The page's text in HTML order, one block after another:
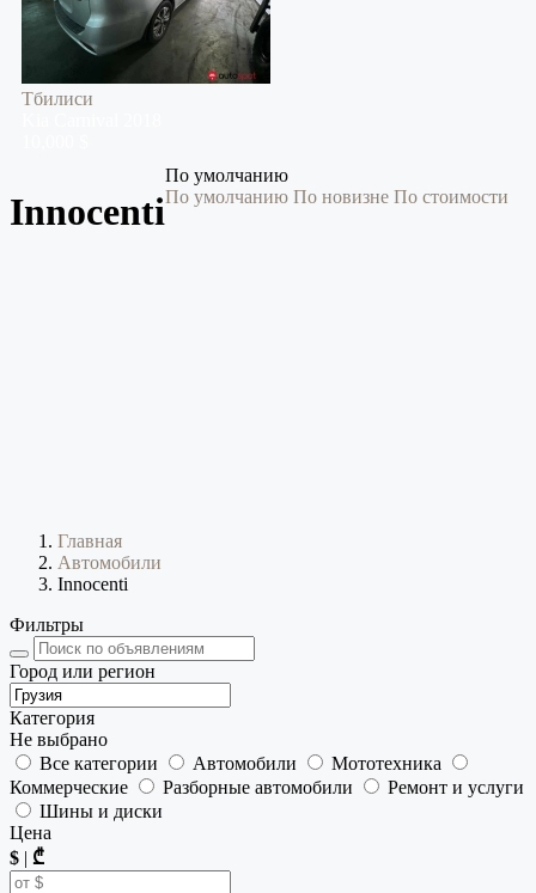
Тбилиси
Innocenti
По умолчанию
По умолчанию По новизне По стоимости
Главная
Автомобили
Innocenti
Фильтры
Город или регион
Категория
Не выбрано
Все категории
Автомобили
Мототехника
Коммерческие
Разборные автомобили
Ремонт и услуги
Шины и диски
Цена
$ | ₾